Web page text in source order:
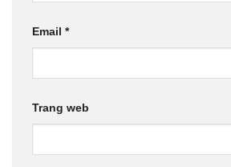
Email *
Trang web